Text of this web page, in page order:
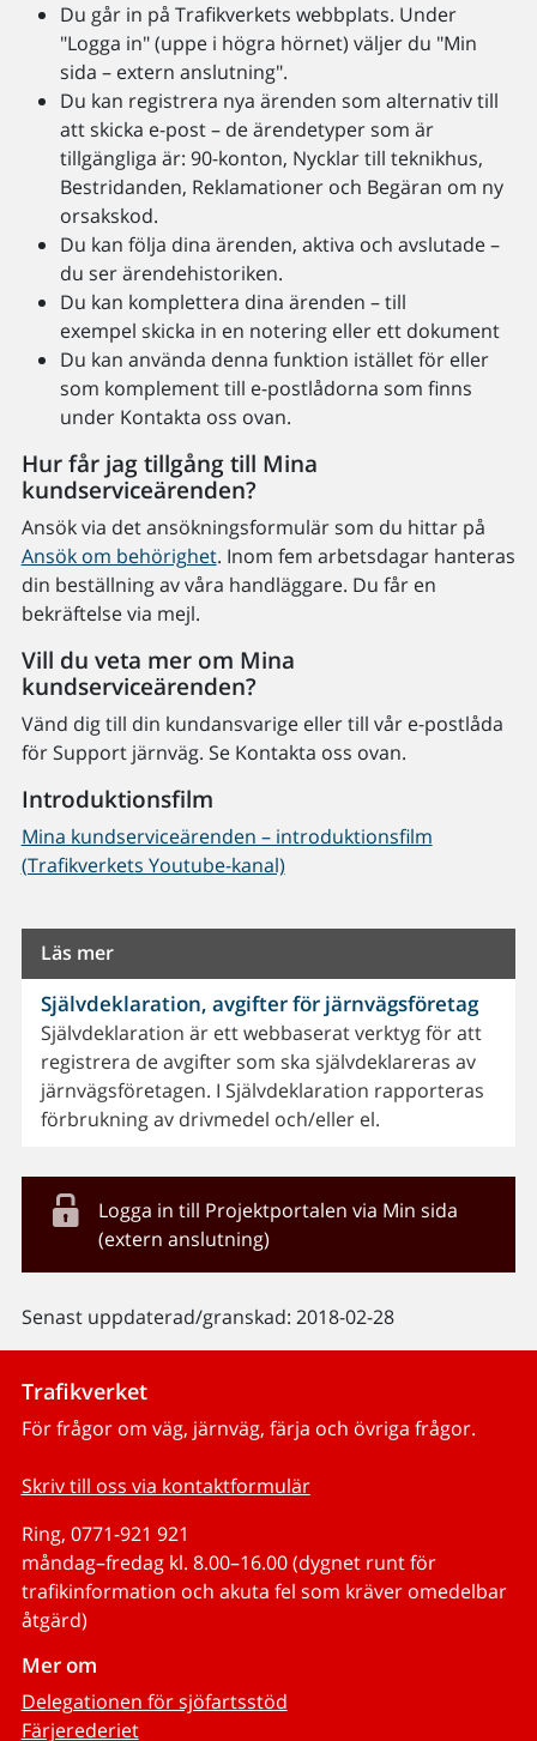
Du går in på Trafikverkets webbplats. Under
"Logga in" (uppe i högra hörnet) väljer du "Min
sida – extern anslutning".
Du kan registrera nya ärenden som alternativ till
att skicka e-post – de ärendetyper som är
tillgängliga är: 90-konton, Nycklar till teknikhus,
Bestridanden, Reklamationer och Begäran om ny
orsakskod.
Du kan följa dina ärenden, aktiva och avslutade –
du ser ärendehistoriken.
Du kan komplettera dina ärenden – till
exempel skicka in en notering eller ett dokument
Du kan använda denna funktion istället för eller
som komplement till e-postlådorna som finns
under Kontakta oss ovan.
Hur får jag tillgång till Mina
kundserviceärenden?
Ansök via det ansökningsformulär som du hittar på
Ansök om behörighet. Inom fem arbetsdagar hanteras
din beställning av våra handläggare. Du får en
bekräftelse via mejl.
Vill du veta mer om Mina
kundserviceärenden?
Vänd dig till din kundansvarige eller till vår e-postlåda
för Support järnväg. Se Kontakta oss ovan.
Introduktionsfilm
Mina kundserviceärenden – introduktionsfilm
(Trafikverkets Youtube-kanal)
Läs mer
Självdeklaration, avgifter för järnvägsföretag
Självdeklaration är ett webbaserat verktyg för att
registrera de avgifter som ska självdeklareras av
järnvägsföretagen. I Självdeklaration rapporteras
förbrukning av drivmedel och/eller el.
Logga in till Projektportalen via Min sida
(extern anslutning)
Senast uppdaterad/granskad: 2018-02-28
Trafikverket
För frågor om väg, järnväg, färja och övriga frågor.
Skriv till oss via kontaktformulär
Ring, 0771-921 921
måndag–fredag kl. 8.00–16.00 (dygnet runt för
trafikinformation och akuta fel som kräver omedelbar
åtgärd)
Mer om
Delegationen för sjöfartsstöd
Färjerederiet